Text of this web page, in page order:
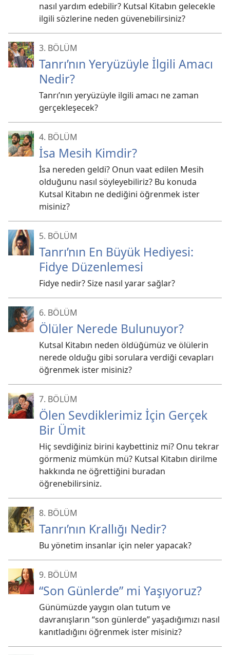
nasıl yardım edebilir? Kutsal Kitabın gelecekle
ilgili sözlerine neden güvenebilirsiniz?
3. BÖLÜM
Tanrı’nın Yeryüzüyle İlgili Amacı
Nedir?
Tanrı’nın yeryüzüyle ilgili amacı ne zaman
gerçekleşecek?
4. BÖLÜM
İsa Mesih Kimdir?
İsa nereden geldi? Onun vaat edilen Mesih
olduğunu nasıl söyleyebiliriz? Bu konuda
Kutsal Kitabın ne dediğini öğrenmek ister
misiniz?
5. BÖLÜM
Tanrı’nın En Büyük Hediyesi:
Fidye Düzenlemesi
Fidye nedir? Size nasıl yarar sağlar?
6. BÖLÜM
Ölüler Nerede Bulunuyor?
Kutsal Kitabın neden öldüğümüz ve ölülerin
nerede olduğu gibi sorulara verdiği cevapları
öğrenmek ister misiniz?
7. BÖLÜM
Ölen Sevdiklerimiz İçin Gerçek
Bir Ümit
Hiç sevdiğiniz birini kaybettiniz mi? Onu tekrar
görmeniz mümkün mü? Kutsal Kitabın dirilme
hakkında ne öğrettiğini buradan
öğrenebilirsiniz.
8. BÖLÜM
Tanrı’nın Krallığı Nedir?
Bu yönetim insanlar için neler yapacak?
9. BÖLÜM
“Son Günlerde” mi Yaşıyoruz?
Günümüzde yaygın olan tutum ve
davranışların “son günlerde” yaşadığımızı nasıl
kanıtladığını öğrenmek ister misiniz?